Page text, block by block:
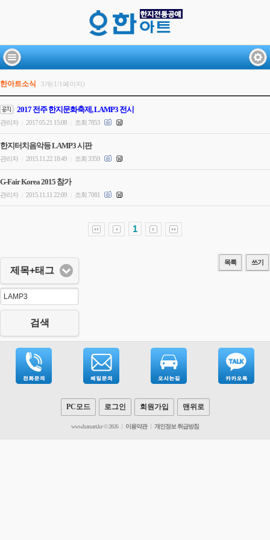
한아트소식 3개(1/1페이지)
2017 전주 한지문화축제, LAMP3 전시
관리자 2017.05.21 15:08 조회 7853
한지터치음악등 LAMP3 시판
관리자 2015.11.22 18:49 조회 3359
G-Fair Korea 2015 참가
관리자 2015.11.11 22:09 조회 7081
1
제목+태그
검색
목록 쓰기
PC모드 로그인 회원가입 맨위로
www.hanart.kr © 2026 이용약관 개인정보 취급방침